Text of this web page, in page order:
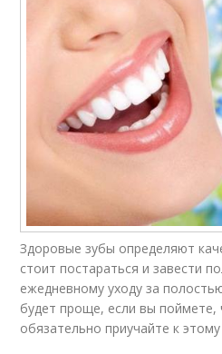
Здоровые зубы определяют
стоит постараться и завести
ежедневному уходу за
будет проще, если вы поймете,
обязательно приучайте к